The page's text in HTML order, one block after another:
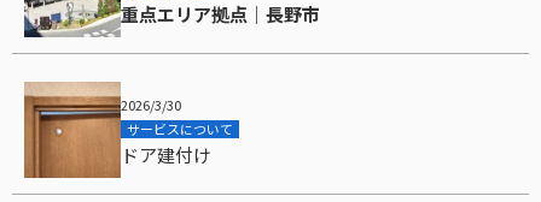
重点エリア拠点｜長野市
2026/3/30
サービスについて
ドア建付け